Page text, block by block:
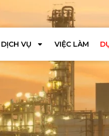
DỊCH VỤ VIỆC LÀM